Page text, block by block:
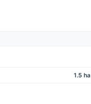
1.5 ha